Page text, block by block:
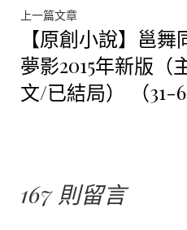
文
章
導
上一篇文章上
一
文
章:
【原創小說】邕
夢影2015年新版（
文/已結局） （31-
167 則留言